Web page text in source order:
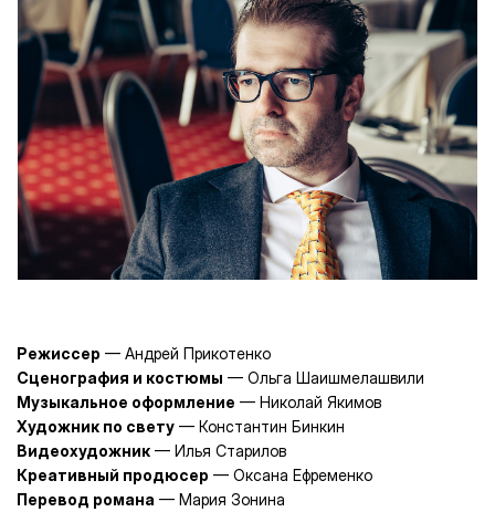
Режиссер — Андрей Прикотенко
Сценография и костюмы — Ольга Шаишмелашвили
Музыкальное оформление — Николай Якимов
Художник по свету — Константин Бинкин
Видеохудожник — Илья Старилов
Креативный продюсер — Оксана Ефременко
Перевод романа — Мария Зонина